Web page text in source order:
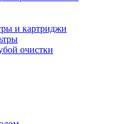
и картриджи
очистки